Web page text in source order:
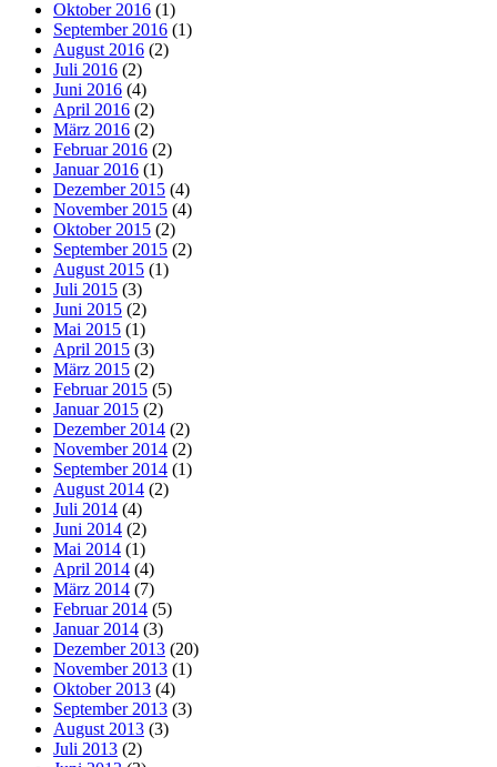
Oktober 2016 (1)
September 2016 (1)
August 2016 (2)
Juli 2016 (2)
Juni 2016 (4)
April 2016 (2)
März 2016 (2)
Februar 2016 (2)
Januar 2016 (1)
Dezember 2015 (4)
November 2015 (4)
Oktober 2015 (2)
September 2015 (2)
August 2015 (1)
Juli 2015 (3)
Juni 2015 (2)
Mai 2015 (1)
April 2015 (3)
März 2015 (2)
Februar 2015 (5)
Januar 2015 (2)
Dezember 2014 (2)
November 2014 (2)
September 2014 (1)
August 2014 (2)
Juli 2014 (4)
Juni 2014 (2)
Mai 2014 (1)
April 2014 (4)
März 2014 (7)
Februar 2014 (5)
Januar 2014 (3)
Dezember 2013 (20)
November 2013 (1)
Oktober 2013 (4)
September 2013 (3)
August 2013 (3)
Juli 2013 (2)